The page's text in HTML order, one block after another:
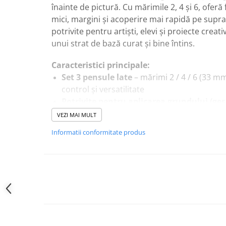
înainte de pictură. Cu mărimile 2, 4 și 6,
mici, margini și acoperire mai rapidă pe
potrivite pentru artiști, elevi și proiecte
unui strat de bază curat și bine întins.
Caracteristici principale:
Set 3 pensule late – mărimi 2 / 4 / 6 (33
control și versatilitate
și netedă
Potrivite pentru
suporturi
VEZI MAI MULT
Informatii conformitate produs